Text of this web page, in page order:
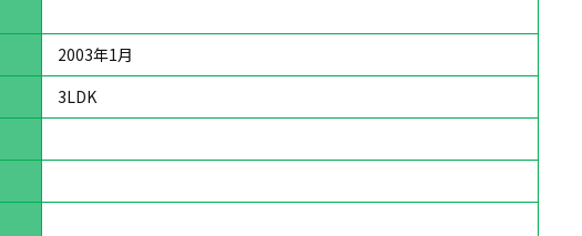
2003年1月
3LDK